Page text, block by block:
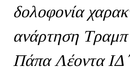
δολοφονία
ανάρτηση Τραμπ
Πάπα Λέοντα ΙΔ΄